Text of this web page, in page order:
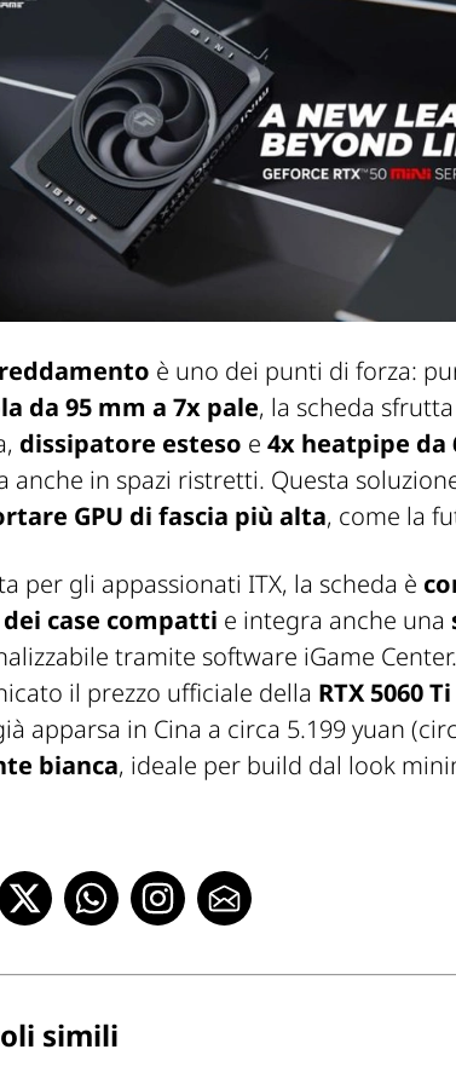
è uno dei punti di forza:
da 95 mm a 7x pale, la scheda
dissipatore esteso e 4x heatpipe da
anche in spazi ristretti. Questa
GPU di fascia più alta, come la
per gli appassionati ITX, la scheda è
case compatti e integra anche una
tramite software iGame
il prezzo ufficiale della RTX 5060
apparsa in Cina a circa 5.199 yuan
bianca, ideale per build dal look
simili